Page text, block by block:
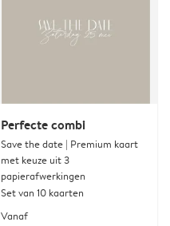
Perfecte combi
Save the date | Premium kaart
met keuze uit 3
papierafwerkingen
Set van 10 kaarten
Vanaf